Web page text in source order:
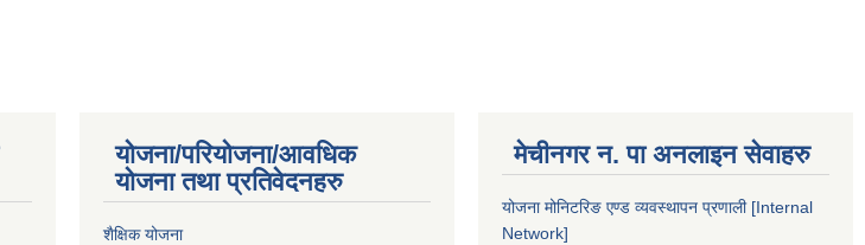
योजना/परियोजना/आवधिक
योजना तथा प्रतिवेदनहरु
शैक्षिक योजना
मेचीनगर न. पा अनलाइन सेवाहरु
योजना मोनिटरिङ एण्ड व्यवस्थापन प्रणाली [Internal
Network]